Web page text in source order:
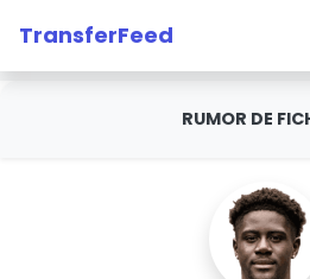
TransferFeed
RUMOR DE